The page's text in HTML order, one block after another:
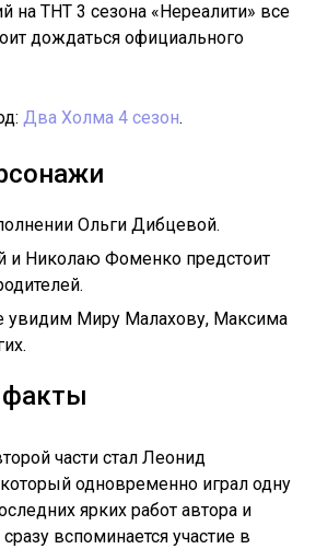
на ТНТ 3 сезона «Нереалити» все
дождаться официального
Два Холма 4 сезон.
Ольги Дибцевой.
и Николаю Фоменко предстоит
увидим Миру Малахову, Максима
части стал Леонид
одновременно играл одну
ярких работ автора и
вспоминается участие в